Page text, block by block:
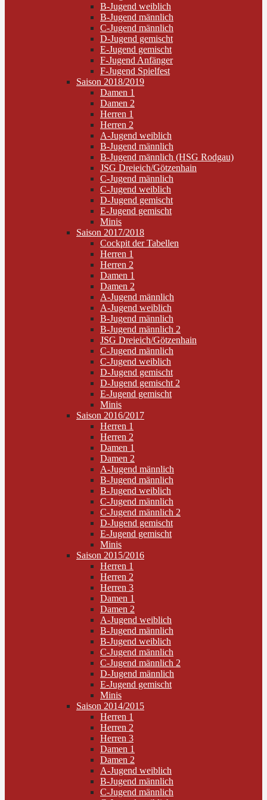
B-Jugend weiblich
B-Jugend männlich
C-Jugend männlich
D-Jugend gemischt
E-Jugend gemischt
F-Jugend Anfänger
F-Jugend Spielfest
Saison 2018/2019
Damen 1
Damen 2
Herren 1
Herren 2
A-Jugend weiblich
B-Jugend männlich
B-Jugend männlich (HSG Rodgau)
JSG Dreieich/Götzenhain
C-Jugend männlich
C-Jugend weiblich
D-Jugend gemischt
E-Jugend gemischt
Minis
Saison 2017/2018
Cockpit der Tabellen
Herren 1
Herren 2
Damen 1
Damen 2
A-Jugend männlich
A-Jugend weiblich
B-Jugend männlich
B-Jugend männlich 2
JSG Dreieich/Götzenhain
C-Jugend männlich
C-Jugend weiblich
D-Jugend gemischt
D-Jugend gemischt 2
E-Jugend gemischt
Minis
Saison 2016/2017
Herren 1
Herren 2
Damen 1
Damen 2
A-Jugend männlich
B-Jugend männlich
B-Jugend weiblich
C-Jugend männlich
C-Jugend männlich 2
D-Jugend gemischt
E-Jugend gemischt
Minis
Saison 2015/2016
Herren 1
Herren 2
Herren 3
Damen 1
Damen 2
A-Jugend weiblich
B-Jugend männlich
B-Jugend weiblich
C-Jugend männlich
C-Jugend männlich 2
D-Jugend männlich
E-Jugend gemischt
Minis
Saison 2014/2015
Herren 1
Herren 2
Herren 3
Damen 1
Damen 2
A-Jugend weiblich
B-Jugend männlich
C-Jugend männlich